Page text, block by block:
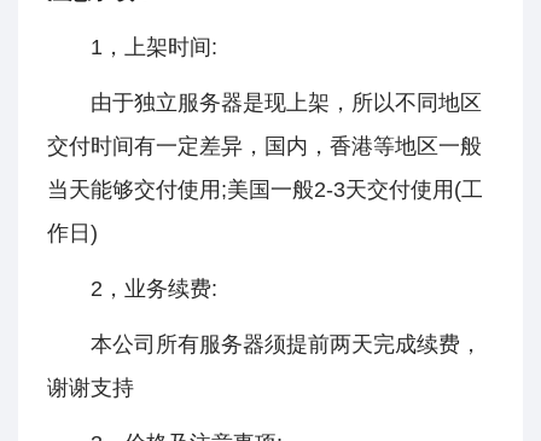
1，上架时间:
由于独立服务器是现上架，所以不同地区
交付时间有一定差异，国内，香港等地区一般
当天能够交付使用;美国一般2-3天交付使用(工
作日)
2，业务续费:
本公司所有服务器须提前两天完成续费，
谢谢支持